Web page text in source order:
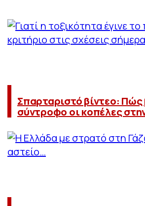
Σπαρταριστό βίντεο: Πώς
σύντροφο οι κοπέλες